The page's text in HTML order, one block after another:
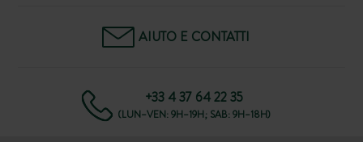
AIUTO E CONTATTI
+33 4 37 64 22 35
(LUN–VEN: 9H–19H; SAB: 9H–18H)